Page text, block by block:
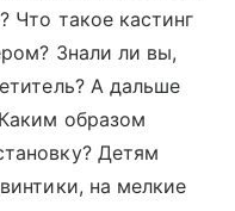
Что такое кастинг
Знали ли вы,
А дальше
образом
Детям
на мелкие